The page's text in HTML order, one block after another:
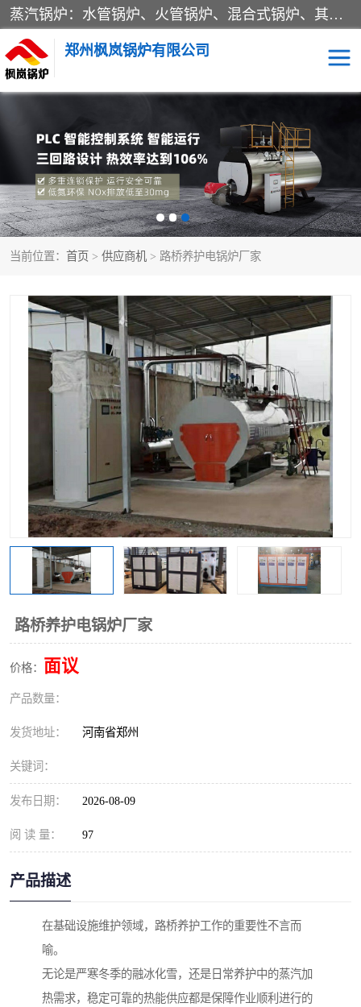
蒸汽锅炉：水管锅炉、火管锅炉、混合式锅炉、其他蒸汽锅炉； 热水锅炉：家用型集中供暖用热水锅炉、其他热水锅炉； 有机热载体锅炉； 船用蒸汽锅炉； （锅炉用辅助设备及装置）蒸汽冷凝器：表面冷凝器、混合式冷凝器、空冷式冷凝器、其他蒸汽冷凝器； 锅炉用辅助设备：节热器、蒸汽收集器、蓄能器、烟垢清除器、气体回收器、泥渣刮除器、空气预热器、其他锅炉用辅助设备；
郑州枫岚锅炉有限公司
当前位置： 首页 > 供应商机 > 路桥养护电锅炉厂家
路桥养护电锅炉厂家
价格： 面议
产品数量：
发货地址： 河南省郑州
关键词：
发布日期： 2026-08-09
阅 读 量： 97
产品描述
在基础设施维护领域，路桥养护工作的重要性不言而
喻。
无论是严寒冬季的融冰化雪，还是日常养护中的蒸汽加
热需求，稳定可靠的热能供应都是保障作业顺利进行的